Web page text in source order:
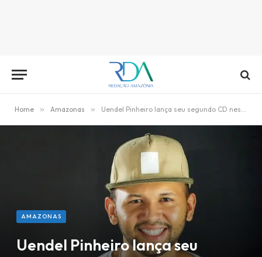
Home » Amazonas » Uendel Pinheiro lança seu segundo CD neste sábado
AMAZONAS
Uendel Pinheiro lança seu